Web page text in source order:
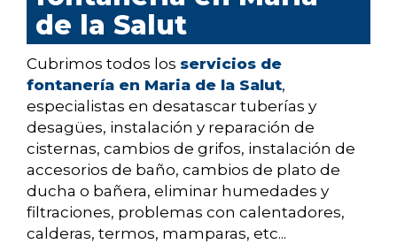
de la Salut
Cubrimos todos los servicios de
fontanería en Maria de la Salut,
especialistas en desatascar tuberías y
desagües, instalación y reparación de
cisternas, cambios de grifos, instalación de
accesorios de baño, cambios de plato de
ducha o bañera, eliminar humedades y
filtraciones, problemas con calentadores,
calderas, termos, mamparas, etc...